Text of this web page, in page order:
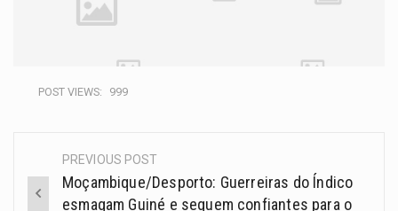
POST VIEWS: 999
PREVIOUS POST
Moçambique/Desporto: Guerreiras do Índico
esmagam Guiné e seguem confiantes para o